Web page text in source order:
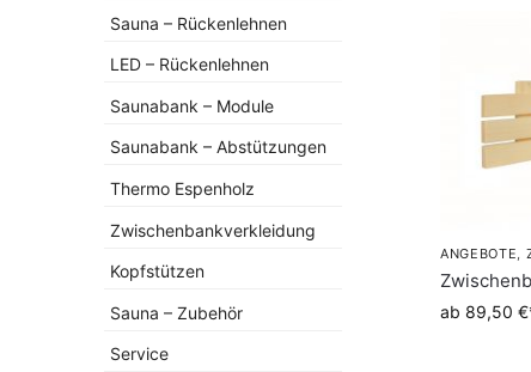
ANGEBOTE,
ab 89,50 €
Sauna – Rückenlehnen
LED – Rückenlehnen
Saunabank – Module
Saunabank – Abstützungen
Thermo Espenholz
Zwischenbankverkleidung
Kopfstützen
Sauna – Zubehör
Service